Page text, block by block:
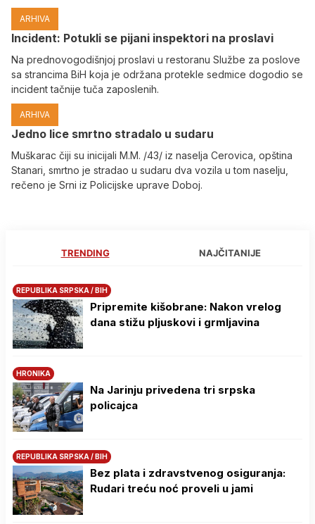
ARHIVA
Incident: Potukli se pijani inspektori na proslavi
Na prednovogodišnjoj proslavi u restoranu Službe za poslove
sa strancima BiH koja je održana protekle sedmice dogodio se
incident tačnije tuča zaposlenih.
ARHIVA
Јedno lice smrtno stradalo u sudaru
Muškarac čiji su inicijali M.M. /43/ iz naselja Cerovica, opština
Stanari, smrtno je stradao u sudaru dva vozila u tom naselju,
rečeno je Srni iz Policijske uprave Doboj.
TRENDING NAJČITANIJE
REPUBLIKA SRPSKA / BIH
Pripremite kišobrane: Nakon vrelog
dana stižu pljuskovi i grmljavina
HRONIKA
Na Јarinju privedena tri srpska
policajca
REPUBLIKA SRPSKA / BIH
Bez plata i zdravstvenog osiguranja:
Rudari treću noć proveli u jami